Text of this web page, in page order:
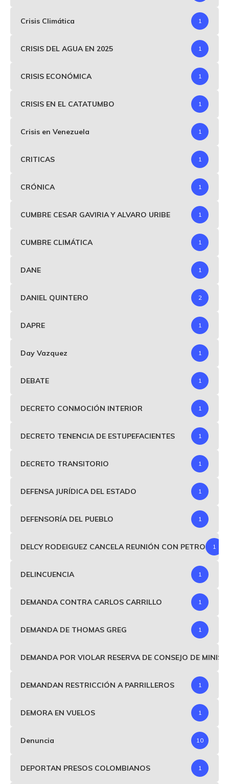
Crisis Climática 1
CRISIS DEL AGUA EN 2025 1
CRISIS ECONÓMICA 1
CRISIS EN EL CATATUMBO 1
Crisis en Venezuela 1
CRITICAS 1
CRÓNICA 1
CUMBRE CESAR GAVIRIA Y ALVARO URIBE 1
CUMBRE CLIMÁTICA 1
DANE 1
DANIEL QUINTERO 2
DAPRE 1
Day Vazquez 1
DEBATE 1
DECRETO CONMOCIÓN INTERIOR 1
DECRETO TENENCIA DE ESTUPEFACIENTES 1
DECRETO TRANSITORIO 1
DEFENSA JURÍDICA DEL ESTADO 1
DEFENSORÍA DEL PUEBLO 1
DELCY RODEIGUEZ CANCELA REUNIÓN CON PETRO 1
DELINCUENCIA 1
DEMANDA CONTRA CARLOS CARRILLO 1
DEMANDA DE THOMAS GREG 1
DEMANDA POR VIOLAR RESERVA DE CONSEJO DE
DEMANDAN RESTRICCIÓN A PARRILLEROS 1
DEMORA EN VUELOS 1
Denuncia 10
DEPORTAN PRESOS COLOMBIANOS 1